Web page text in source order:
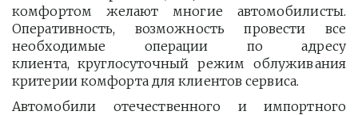
комфортом желают многие автомобилисты.
Оперативность, возможность провести все
необходимые операции по адресу
клиента, круглосуточный режим облуживания
критерии комфорта для клиентов сервиса.
Автомобили отечественного и импортного